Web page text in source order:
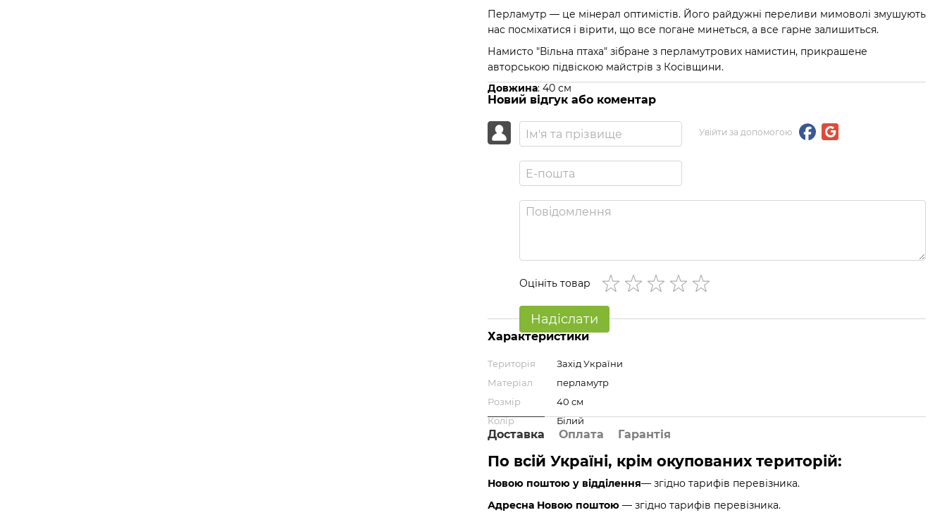
Перламутр — це мінерал оптимістів. Його райдужні переливи мимоволі змушують
нас посміхатися і вірити, що все погане минеться, а все гарне залишиться.
Намисто "Вільна птаха" зібране з перламутрових намистин, прикрашене
авторською підвіскою майстрів з Косівщини.
Довжина: 40 см
Новий відгук або коментар
Увійти за допомогою
Оцініть товар
Надіслати
Характеристики
Територія
Захід України
Матеріал
перламутр
Розмір
40 см
Колір
Білий
Доставка Оплата Гарантія
По всій Україні, крім окупованих територій:
Новою поштою у відділення— згідно тарифів перевізника.
Адресна Новою поштою — згідно тарифів перевізника.